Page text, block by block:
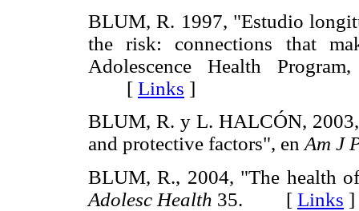
BLUM, R. 1997, "Estudio
the risk: connections that
Adolescence Health
[ Links ]
BLUM, R. y L. HALCÓN,
and protective factors", en Am J
BLUM, R., 2004, "The health
Adolesc Health 35. [ Links ]